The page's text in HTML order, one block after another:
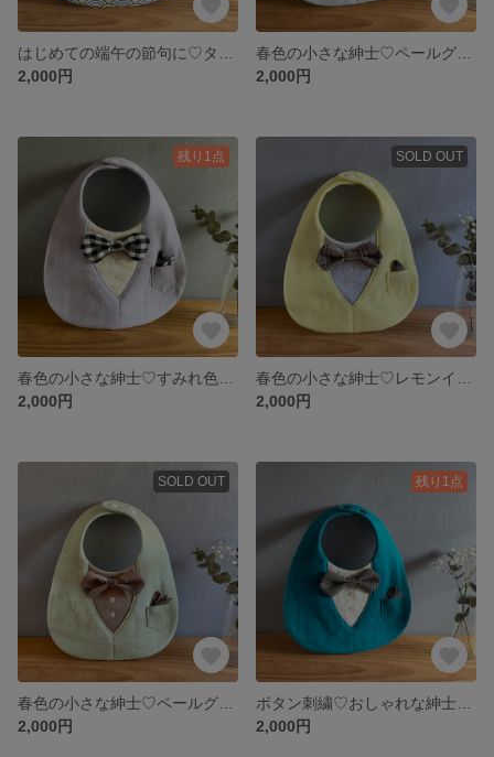
2,000円
2,000円
残り1点
2,000円
SOLD OUT
2,000円
SOLD OUT
2,000円
残り1点
2,000円